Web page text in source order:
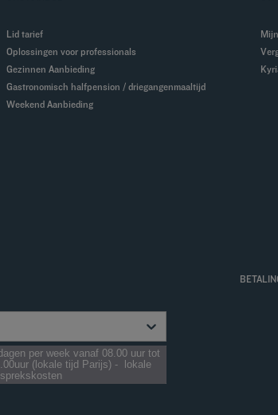
Lid tarief
Oplossingen voor professionals
Gezinnen Aanbieding
Gastronomisch halfpension / driegangenmaaltijd
Weekend Aanbieding
per week vanaf 08.00 uur tot
(lokale tijd Parijs) - lokale